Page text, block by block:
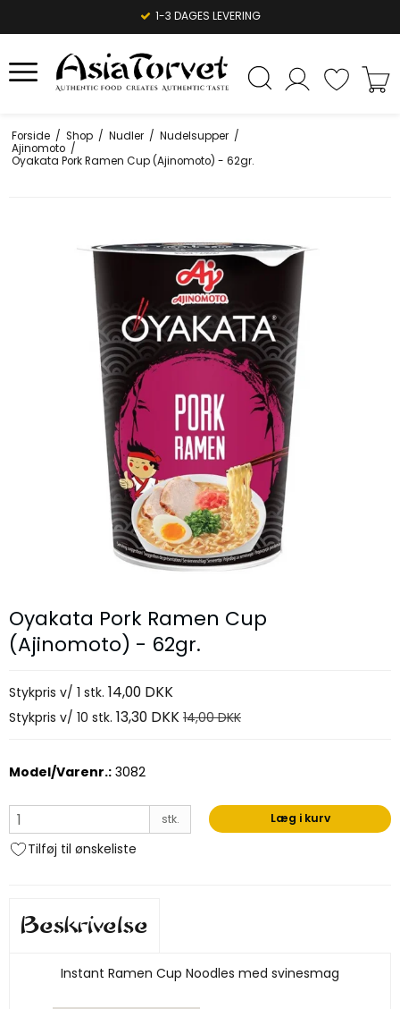
1-3 DAGES LEVERING
Forside / Shop / Nudler / Nudelsupper /
Ajinomoto /
Oyakata Pork Ramen Cup (Ajinomoto) - 62gr.
Oyakata Pork Ramen Cup
(Ajinomoto) - 62gr.
Stykpris v/ 1 stk. 14,00 DKK
Stykpris v/ 10 stk. 13,30 DKK 14,00 DKK
Model/Varenr.: 3082
stk. Læg i kurv
Tilføj til ønskeliste
Beskrivelse
Instant Ramen Cup Noodles med svinesmag